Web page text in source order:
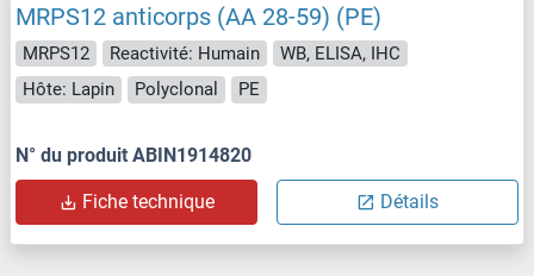
MRPS12 anticorps (AA 28-59) (PE)
MRPS12 Reactivité: Humain
WB, ELISA, IHC
Hôte: Lapin
Polyclonal PE
N° du produit ABIN1914820
Fiche technique Détails